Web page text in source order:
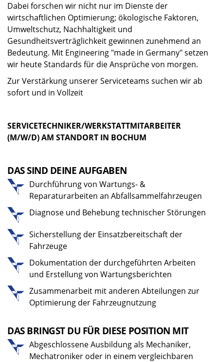
Dabei forschen wir nicht nur im Dienste der
wirtschaftlichen Optimierung; ökologische Faktoren,
Umweltschutz, Nachhaltigkeit und
Gesundheitsverträglichkeit gewinnen zunehmend an
Bedeutung. Mit Engineering "made in Germany" setzen
wir heute Standards für die Ansprüche von morgen.
Zur Verstärkung unserer Serviceteams suchen wir ab
sofort und in Vollzeit
SERVICETECHNIKER/WERKSTATTMITARBEITER
(M/W/D) AM STANDORT IN BOCHUM
DAS SIND DEINE AUFGABEN
Durchführung von Wartungs- &
Reparaturarbeiten an Abfallsammelfahrzeugen
Diagnose und Behebung technischer Störungen
Sicherstellung der Einsatzbereitschaft der
Fahrzeuge
Dokumentation der durchgeführten Arbeiten
und Erstellung von Wartungsberichten
Zusammenarbeit mit anderen Abteilungen zur
Optimierung der Fahrzeugnutzung
DAS BRINGST DU FÜR DIESE POSITION MIT
Abgeschlossene Ausbildung als Mechaniker,
Mechatroniker oder in einem vergleichbaren